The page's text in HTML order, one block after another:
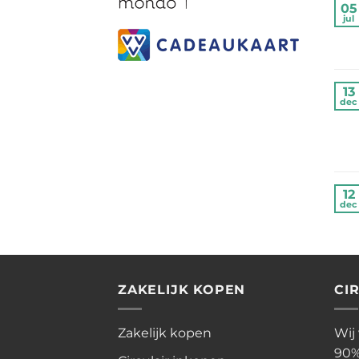
05
jul
13
dec
12
dec
ZAKELIJK KOPEN
Zakelijk kopen
Wij